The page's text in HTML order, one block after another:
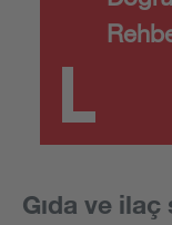
Gıda ve